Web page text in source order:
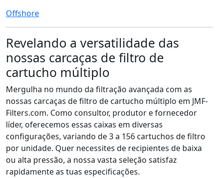
Offshore
Revelando a versatilidade das
nossas carcaças de filtro de
cartucho múltiplo
Mergulha no mundo da filtração avançada com as
nossas carcaças de filtro de cartucho múltiplo em JMF-
Filters.com. Como consultor, produtor e fornecedor
líder, oferecemos essas caixas em diversas
configurações, variando de 3 a 156 cartuchos de filtro
por unidade. Quer necessites de recipientes de baixa
ou alta pressão, a nossa vasta seleção satisfaz
rapidamente as tuas especificações.